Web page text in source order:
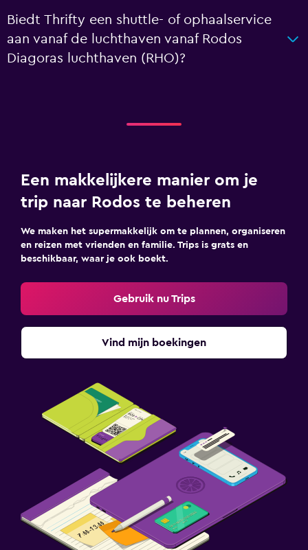
Biedt Thrifty een shuttle- of ophaalservice
aan vanaf de luchthaven vanaf Rodos
Diagoras luchthaven (RHO)?
Een makkelijkere manier om je
trip naar Rodos te beheren
We maken het supermakkelijk om te plannen, organiseren
en reizen met vrienden en familie. Trips is grats en
beschikbaar, waar je ook boekt.
Gebruik nu Trips
Vind mijn boekingen